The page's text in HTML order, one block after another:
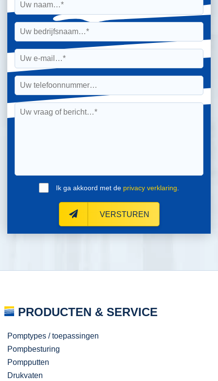
Ik ga akkoord met de privacy verklaring
VERSTUREN
PRODUCTEN & SERVICE
Pomptypes / toepassingen
Pompbesturing
Pompputten
Drukvaten